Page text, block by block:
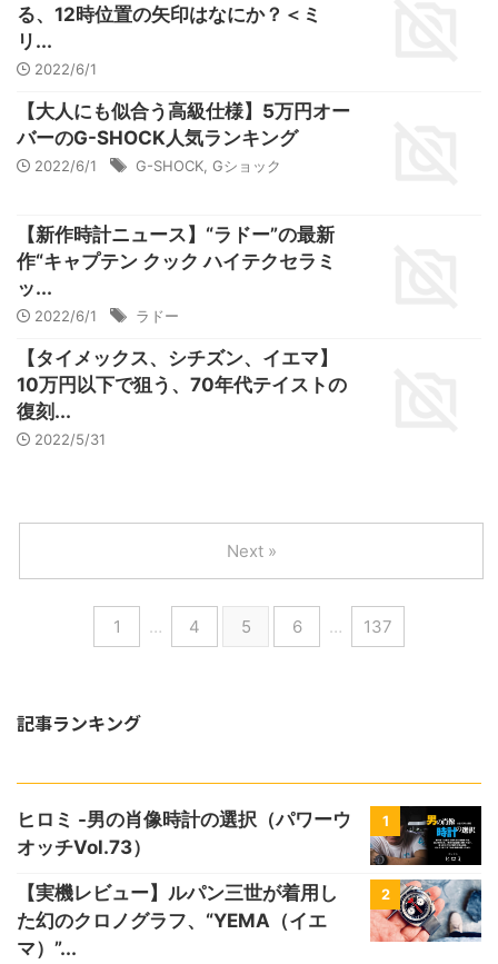
る、12時位置の矢印はなにか？＜ミ
リ...
2022/6/1
【大人にも似合う高級仕様】5万円オー
バーのG-SHOCK人気ランキング
2022/6/1 G-SHOCK Gショック
【新作時計ニュース】“ラドー”の最新
作“キャプテン クック ハイテクセラミ
ッ...
2022/6/1 ラドー
【タイメックス、シチズン、イエマ】
10万円以下で狙う、70年代テイストの
復刻...
2022/5/31
1 … 4 5 6 … 137
Next »
記事ランキング
1
ヒロミ -男の肖像時計の選択（パワーウ
オッチVol.73）
2
【実機レビュー】ルパン三世が着用し
た幻のクロノグラフ、“YEMA（イエ
マ）”...